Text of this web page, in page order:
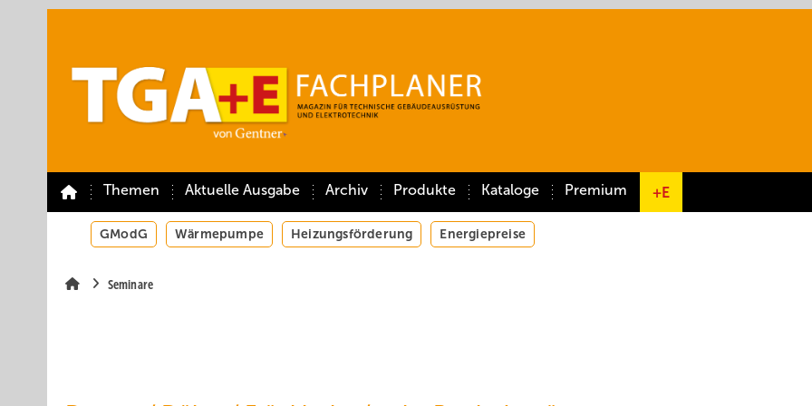
Themen Aktuelle Ausgabe Archiv Produkte Kataloge Premium +E
GModG Wärmepumpe Heizungsförderung Energiepreise
Seminare